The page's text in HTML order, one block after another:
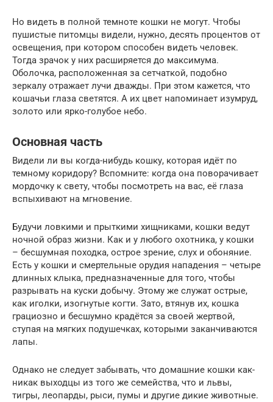
Но видеть в полной темноте кошки не могут. Чтобы
пушистые питомцы видели, нужно, десять процентов от
освещения, при котором способен видеть человек.
Тогда зрачок у них расширяется до максимума.
Оболочка, расположенная за сетчаткой, подобно
зеркалу отражает лучи дважды. При этом кажется, что
кошачьи глаза светятся. А их цвет напоминает изумруд,
золото или ярко-голубое небо.
Основная часть
Видели ли вы когда-нибудь кошку, которая идёт по
темному коридору? Вспомните: когда она поворачивает
мордочку к свету, чтобы посмотреть на вас, её глаза
вспыхивают на мгновение.
Будучи ловкими и прыткими хищниками, кошки ведут
ночной образ жизни. Как и у любого охотника, у кошки
– бесшумная походка, острое зрение, слух и обоняние.
Есть у кошки и смертельные орудия нападения – четыре
длинных клыка, предназначенные для того, чтобы
разрывать на куски добычу. Этому же служат острые,
как иголки, изогнутые когти. Зато, втянув их, кошка
грациозно и бесшумно крадётся за своей жертвой,
ступая на мягких подушечках, которыми заканчиваются
лапы.
Однако не следует забывать, что домашние кошки как-
никак выходцы из того же семейства, что и львы,
тигры, леопарды, рыси, пумы и другие дикие животные.